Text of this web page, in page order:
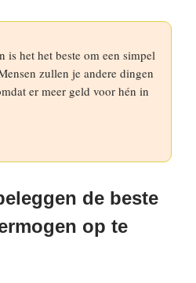
is het het beste om een simpel
zullen je andere dingen
er meer geld voor hén in
de beste
op te